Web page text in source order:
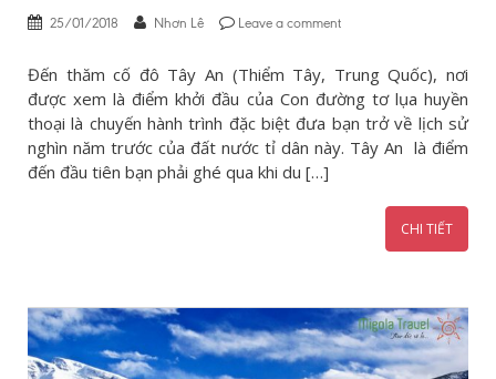
25/01/2018 Nhơn Lê Leave a comment
Đến thăm cố đô Tây An (Thiểm Tây, Trung Quốc), nơi
được xem là điểm khởi đầu của Con đường tơ lụa huyền
thoại là chuyến hành trình đặc biệt đưa bạn trở về lịch sử
nghìn năm trước của đất nước tỉ dân này. Tây An là điểm
đến đầu tiên bạn phải ghé qua khi du […]
CHI TIẾT